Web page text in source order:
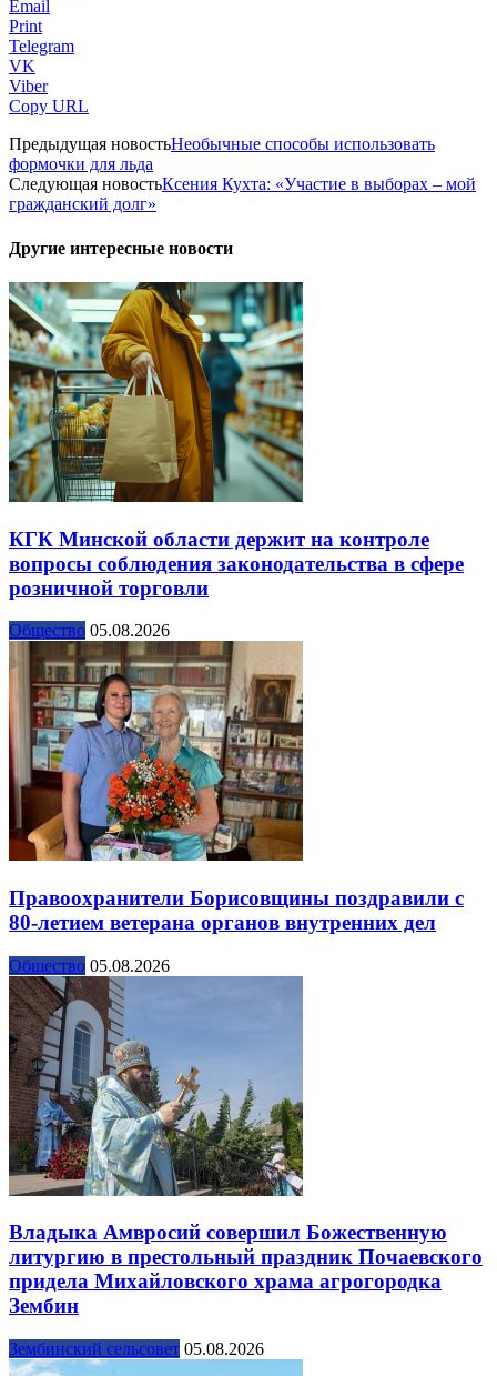
Email
Print
Telegram
VK
Viber
Copy URL
Предыдущая новостьНеобычные способы использовать
формочки для льда
Следующая новостьКсения Кухта: «Участие в выборах – мой
гражданский долг»
Другие интересные новости
КГК Минской области держит на контроле
вопросы соблюдения законодательства в сфере
розничной торговли
Общество 05.08.2026
Правоохранители Борисовщины поздравили с
80-летием ветерана органов внутренних дел
Общество 05.08.2026
Владыка Амвросий совершил Божественную
литургию в престольный праздник Почаевского
придела Михайловского храма агрогородка
Зембин
Зембинский сельсовет 05.08.2026